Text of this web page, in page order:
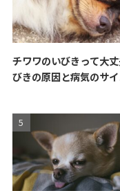
チワワのいびきって大
びきの原因と病気のサ